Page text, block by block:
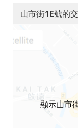
山市街1E號的
顯示山市